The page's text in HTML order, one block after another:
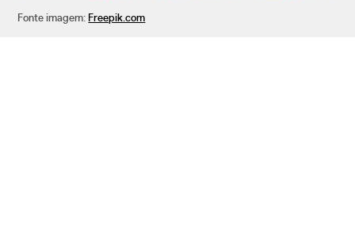
Fonte imagem: Freepik.com